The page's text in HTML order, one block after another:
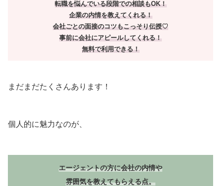
転職を悩んでいる段階での相談もOK！
企業の内情を教えてくれる！
会社ごとの面接のコツもこっそり伝授♡
事前に会社にアピールしてくれる！
無料で利用できる！
まだまだたくさんあります！
個人的に魅力なのが、
エージェントの方に会社の内情や
雰囲気を教えてもらえる点。